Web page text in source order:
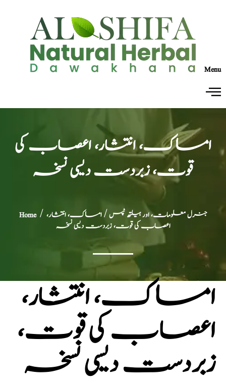
Menu
امساک، انتشار، اعصاب کی
قوت، زبردست دیسی نسخہ
Home/ جنرل معلومات، اور ہیلتھ ٹپس/ امساک، انتشار،
اعصاب کی قوت، زبردست دیسی نسخہ
امساک، انتشار،
اعصاب کی قوت،
زبردست دیسی نسخہ